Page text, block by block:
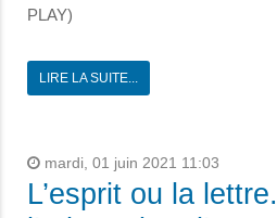
PLAY)
LIRE LA SUITE...
mardi, 01 juin 2021 11:03
L’esprit ou la